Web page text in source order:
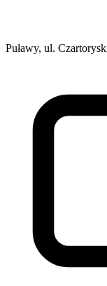
Puławy, ul.